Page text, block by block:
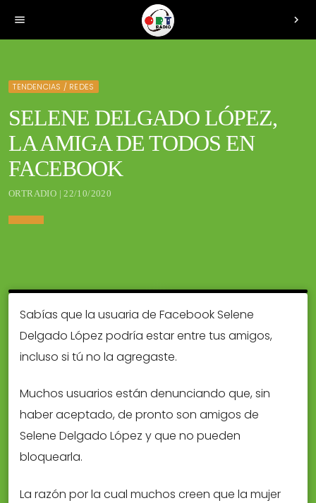
menu chevron_right
TENDENCIAS / REDES
SELENE DELGADO LÓPEZ,
LA AMIGA DE TODOS EN
FACEBOOK
ORTRADIO | 22/10/2020
Sabías que la usuaria de Facebook Selene
Delgado López podría estar entre tus amigos,
incluso si tú no la agregaste.
Muchos usuarios están denunciando que, sin
haber aceptado, de pronto son amigos de
Selene Delgado López y que no pueden
bloquearla.
La razón por la cual muchos creen que la mujer